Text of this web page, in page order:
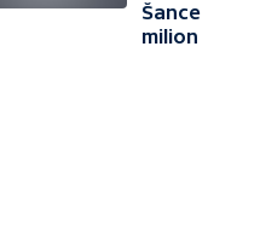
Šance
milion